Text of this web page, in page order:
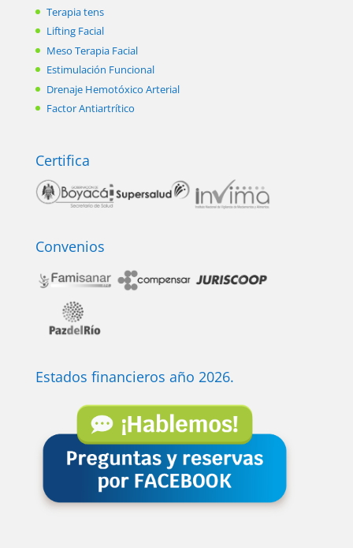
Terapia tens
Lifting Facial
Meso Terapia Facial
Estimulación Funcional
Drenaje Hemotóxico Arterial
Factor Antiartrítico
Certifica
Convenios
Estados financieros año 2026.